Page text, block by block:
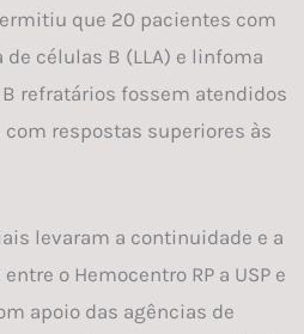
que 20 pacientes com
células B (LLA) e linfoma
refratários fossem atendidos
respostas superiores às
levaram a continuidade e a
o Hemocentro RP a USP e
apoio das agências de